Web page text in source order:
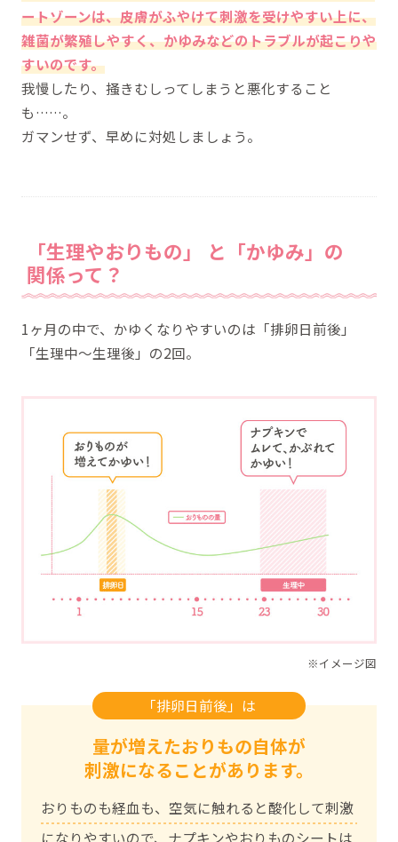
ートゾーンは、皮膚がふやけて刺激を受けやすい上に、
雑菌が繁殖しやすく、かゆみなどのトラブルが起こりや
すいのです。
我慢したり、掻きむしってしまうと悪化すること
も……。
ガマンせず、早めに対処しましょう。
「生理やおりもの」 と「かゆみ」の
関係って？
1ヶ月の中で、かゆくなりやすいのは「排卵日前後」
「生理中～生理後」の2回。
※イメージ図
「排卵日前後」は
量が増えたおりもの自体が
刺激になることがあります。
おりものも経血も、空気に触れると酸化して刺激